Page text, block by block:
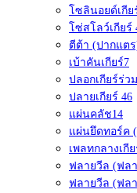
โซลินอยด์เกี
โซ่สโลว์เกียร์
ตีต้า (ปากแต
เบ้าคันเกียร์7
ปลอกเกียร์ร่ว
ปลายเกียร์ 46
แผ่นคลัช14
แผ่นยึดทอร์ค
เพลทกลางเกี
ฟลายวีล (ฟล
ฟลายวีล (ฟล